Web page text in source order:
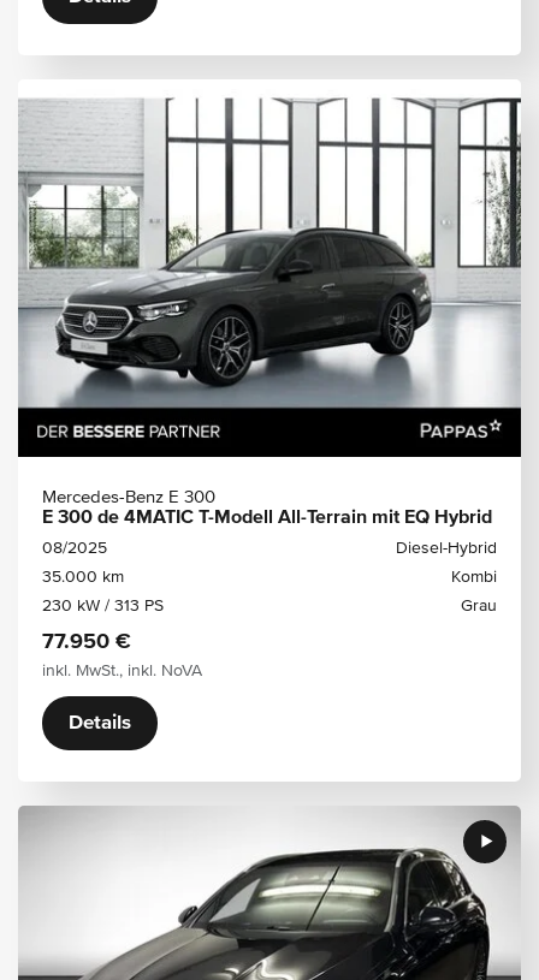
Mercedes-Benz E 300
E 300 de 4MATIC T-Modell All-Terrain mit EQ Hybrid
08/2025
Diesel-Hybrid
35.000 km
Kombi
230 kW / 313 PS
Grau
77.950 €
inkl. MwSt., inkl. NoVA
Details